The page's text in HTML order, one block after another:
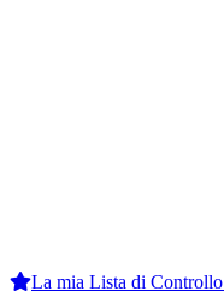
La mia Lista di Controllo